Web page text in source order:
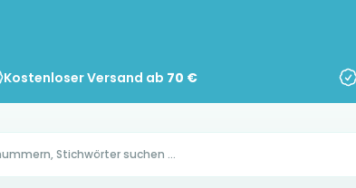
Kostenloser Versand ab 70 €